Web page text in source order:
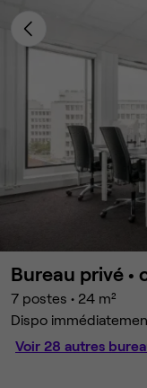
Bureau privé •
7 postes • 24 m²
Dispo
Voir 28 autres